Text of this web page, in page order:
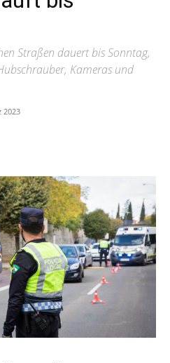
Straßen dauert bis Sonntag,
Kameras und
2023